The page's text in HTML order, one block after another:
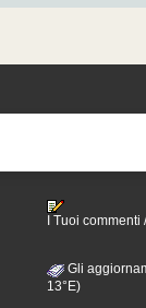
I Tuoi
Gli
13°E)